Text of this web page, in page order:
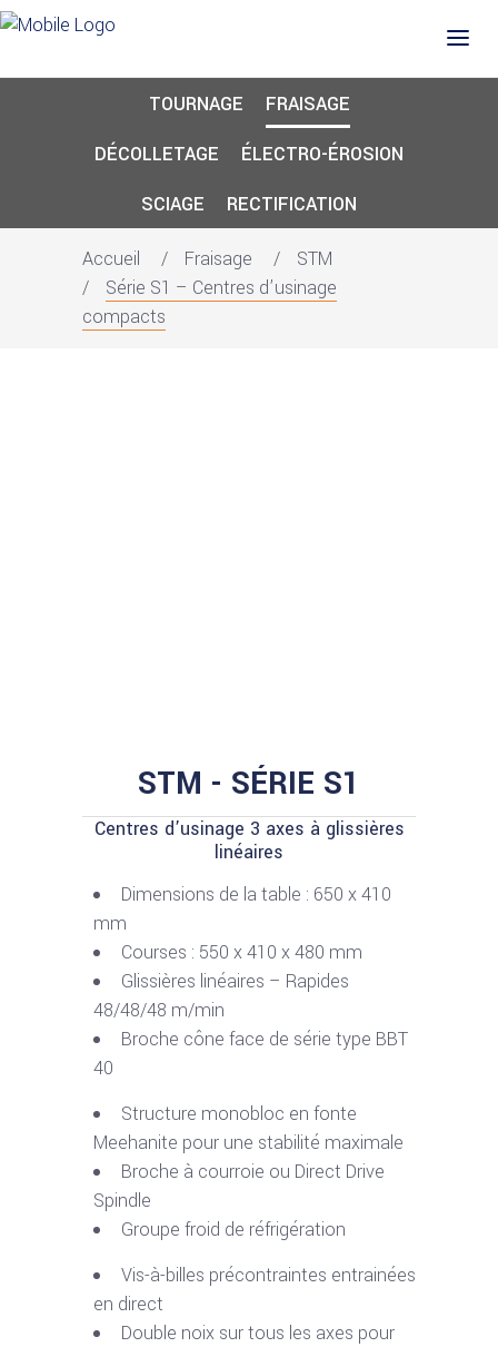
TOURNAGE
FRAISAGE
DÉCOLLETAGE
ÉLECTRO-ÉROSION
SCIAGE
RECTIFICATION
Accueil Fraisage
STM
Série S1 – Centres d’usinage
compacts
STM - SÉRIE S1
Centres d’usinage 3 axes à glissières
linéaires
Dimensions de la table : 650 x 410
mm
Courses : 550 x 410 x 480 mm
Glissières linéaires – Rapides
48/48/48 m/min
Broche cône face de série type BBT
40
Structure monobloc en fonte
Meehanite pour une stabilité maximale
Broche à courroie ou Direct Drive
Spindle
Groupe froid de réfrigération
Vis-à-billes précontraintes entrainées
en direct
Double noix sur tous les axes pour